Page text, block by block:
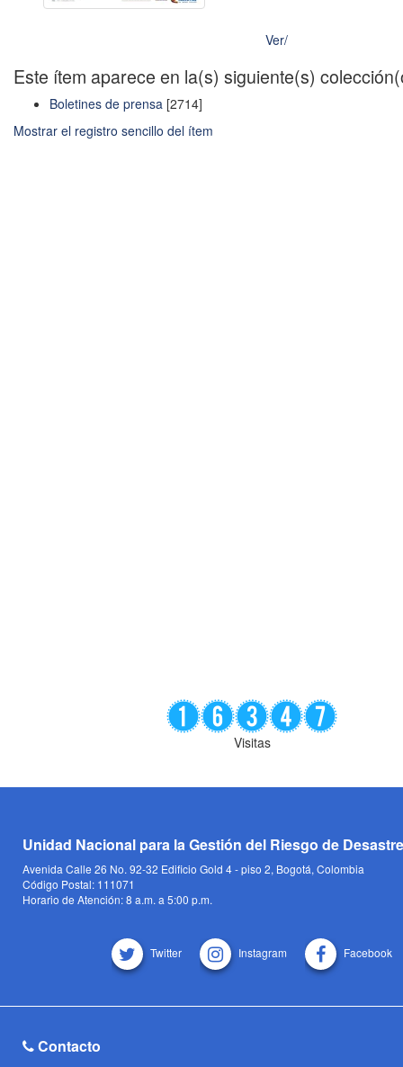
Ver/
Este ítem aparece en la(s) siguiente(s)
Boletines de prensa [2714]
Mostrar el registro sencillo del ítem
Visitas
Unidad Nacional para la Gestión del Riesgo de
Avenida Calle 26 No. 92-32 Edificio Gold 4 - piso 2, Bogotá, Colombia
Código Postal: 111071
Horario de Atención: 8 a.m. a 5:00 p.m.
Twitter Instagram Facebook
Contacto